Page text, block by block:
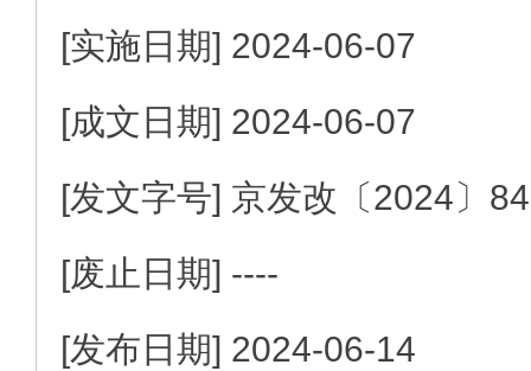
[实施日期] 2024-06-07
[成文日期] 2024-06-07
[发文字号] 京发改 〔2024〕
[废止日期] ----
[发布日期] 2024-06-14